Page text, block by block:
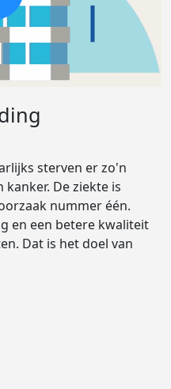
sterven er zo'n
kanker. De ziekte is
nummer één.
en een betere kwaliteit
Dat is het doel van